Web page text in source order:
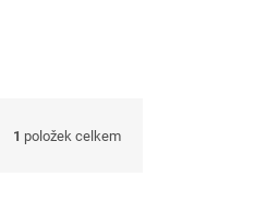
1 položek celkem